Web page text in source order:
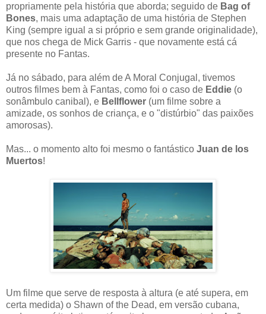
propriamente pela história que aborda; seguido de Bag of
Bones, mais uma adaptação de uma história de Stephen
King (sempre igual a si próprio e sem grande originalidade),
que nos chega de Mick Garris - que novamente está cá
presente no Fantas.
Já no sábado, para além de A Moral Conjugal, tivemos
outros filmes bem à Fantas, como foi o caso de Eddie (o
sonâmbulo canibal), e Bellflower (um filme sobre a
amizade, os sonhos de criança, e o "distúrbio" das paixões
amorosas).
Mas... o momento alto foi mesmo o fantástico Juan de los
Muertos!
Um filme que serve de resposta à altura (e até supera, em
certa medida) o Shawn of the Dead, em versão cubana,